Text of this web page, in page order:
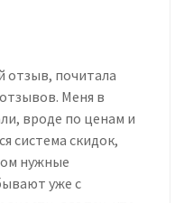
отзыв, почитала
Меня в
вроде по ценам и
система скидок,
нужные
уже с